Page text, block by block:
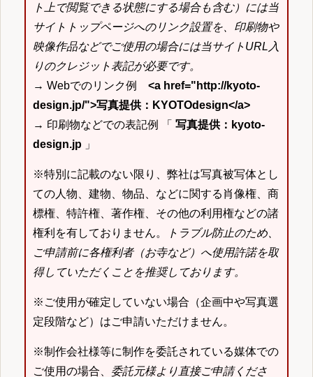
ト上で閲覧できる状態にする場合も含む）には当
サイトトップページへのリンク設置を、印刷物や
映像作品などでご使用の場合には当サイトURL入
りのクレジット表記が必要です。
→ Webでのリンク例 <a href="http://kyoto-
design.jp/">写真提供：KYOTOdesign</a>
→ 印刷物などでの表記例 「 写真提供：kyoto-
design.jp 」
※特別に記載のない限り、弊社は写真被写体とし
ての人物、建物、物品、などに関する肖像権、商
標権、特許権、著作権、その他の利用権などの諸
権利を有しておりません。
トラブル防止のため、
ご申請前に各権利者（お寺など）へ使用許諾を取
得していただくことを推奨しております。
※ご使用が確定していない場合（企画中や写真選
定段階など）はご申請いただけません。
※制作会社様等に制作を委託されている媒体での
ご使用の場合、 委託元様より直接ご申請くださ